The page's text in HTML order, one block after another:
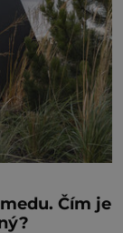
Čím je